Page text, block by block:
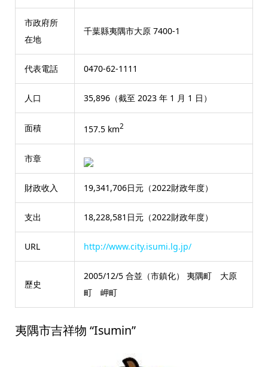
市政府所
在地
千葉縣夷隅市大原 7400-1
代表電話 0470-62-1111
人口 35,896（截至 2023 年 1 月 1 日）
面積 157.5 km2
市章
財政收入 19,341,706日元（2022財政年度）
支出 18,228,581日元（2022財政年度）
URL http://www.city.isumi.lg.jp/
歷史
2005/12/5 合並（市鎮化） 夷隅町 大原
町 岬町
夷隅市吉祥物 “Isumin”